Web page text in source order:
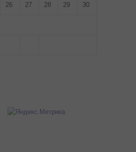
26 27 28 29 30